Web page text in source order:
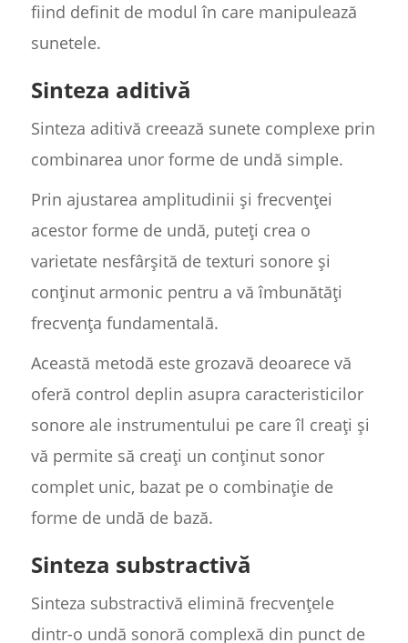
fiind definit de modul în care manipulează
sunetele.
Sinteza aditivă
Sinteza aditivă creează sunete complexe prin
combinarea unor forme de undă simple.
Prin ajustarea amplitudinii și frecvenței
acestor forme de undă, puteți crea o
varietate nesfârșită de texturi sonore și
conținut armonic pentru a vă îmbunătăți
frecvența fundamentală.
Această metodă este grozavă deoarece vă
oferă control deplin asupra caracteristicilor
sonore ale instrumentului pe care îl creați și
vă permite să creați un conținut sonor
complet unic, bazat pe o combinație de
forme de undă de bază.
Sinteza substractivă
Sinteza substractivă elimină frecvențele
dintr-o undă sonoră complexă din punct de